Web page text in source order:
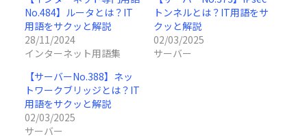
No.484】ルータとは？IT
用語をサクッと解説
28/11/2024
インターネット用語集
トンネルとは？IT用語をサ
クッと解説
02/03/2025
サーバー
【サーバーNo.388】ネッ
トワークブリッジとは？IT
用語をサクッと解説
02/03/2025
サーバー